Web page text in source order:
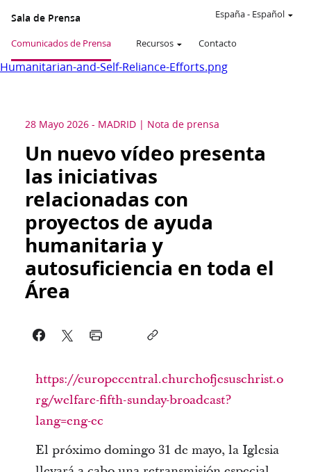
Sala de Prensa
Comunicados de Prensa Recursos Contacto
España- Español
Humanitarian-and-Self-Reliance-Efforts.png
28 Mayo 2026 - MADRID Nota de prensa
Un nuevo vídeo presenta
las iniciativas
relacionadas con
proyectos de ayuda
humanitaria y
autosuficiencia en toda el
Área
https://europecentral.churchofjesuschrist.o
rg/welfare-fifth-sunday-broadcast?
lang=eng-ec
El próximo domingo 31 de mayo, la Iglesia